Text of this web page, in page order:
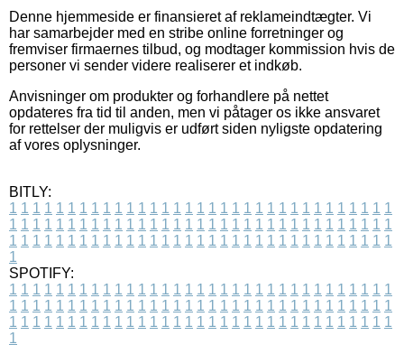
Denne hjemmeside er finansieret af reklameindtægter. Vi
har samarbejder med en stribe online forretninger og
fremviser firmaernes tilbud, og modtager kommission hvis de
personer vi sender videre realiserer et indkøb.
Anvisninger om produkter og forhandlere på nettet
opdateres fra tid til anden, men vi påtager os ikke ansvaret
for rettelser der muligvis er udført siden nyligste opdatering
af vores oplysninger.
BITLY:
1 1 1 1 1 1 1 1 1 1 1 1 1 1 1 1 1 1 1 1 1 1 1 1 1 1 1 1 1 1 1 1 1
1 1 1 1 1 1 1 1 1 1 1 1 1 1 1 1 1 1 1 1 1 1 1 1 1 1 1 1 1 1 1 1 1
1 1 1 1 1 1 1 1 1 1 1 1 1 1 1 1 1 1 1 1 1 1 1 1 1 1 1 1 1 1 1 1 1
1
SPOTIFY:
1 1 1 1 1 1 1 1 1 1 1 1 1 1 1 1 1 1 1 1 1 1 1 1 1 1 1 1 1 1 1 1 1
1 1 1 1 1 1 1 1 1 1 1 1 1 1 1 1 1 1 1 1 1 1 1 1 1 1 1 1 1 1 1 1 1
1 1 1 1 1 1 1 1 1 1 1 1 1 1 1 1 1 1 1 1 1 1 1 1 1 1 1 1 1 1 1 1 1
1